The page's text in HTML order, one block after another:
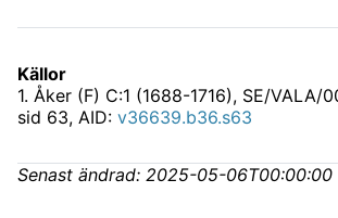
Källor
1. Åker (F) C:1 (1688-1716), SE/VALA/
sid 63, AID: v36639.b36.s63
Senast ändrad: 2025-05-06T00:00:00